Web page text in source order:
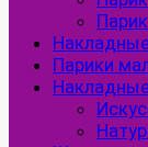
Парики